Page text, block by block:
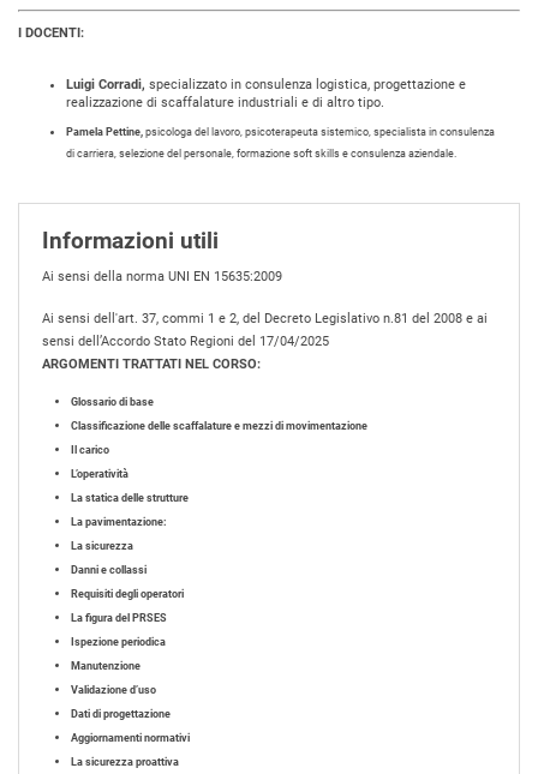
I DOCENTI:
Luigi Corradi, specializzato in consulenza logistica, progettazione e
realizzazione di scaffalature industriali e di altro tipo.
Pamela Pettine, psicologa del lavoro, psicoterapeuta sistemico, specialista in consulenza
di carriera, selezione del personale, formazione soft skills e consulenza aziendale.
Informazioni utili
Ai sensi della norma UNI EN 15635:2009
Ai sensi dell'art. 37, commi 1 e 2, del Decreto Legislativo n.81 del 2008 e ai
sensi dell’Accordo Stato Regioni del 17/04/2025
ARGOMENTI TRATTATI NEL CORSO:
Glossario di base
Classificazione delle scaffalature e mezzi di movimentazione
Il carico
L’operatività
La statica delle strutture
La pavimentazione:
La sicurezza
Danni e collassi
Requisiti degli operatori
La figura del PRSES
Ispezione periodica
Manutenzione
Validazione d’uso
Dati di progettazione
Aggiornamenti normativi
La sicurezza proattiva